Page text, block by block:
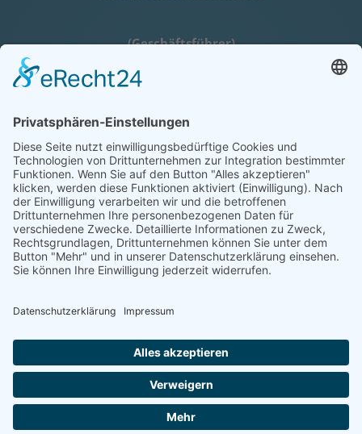
(Geschäftsführer)
Tel.: +49 (0) 172 / 6842635
Öffnungszeiten
nach telefonischer Vereinbarung
COOKIE-EINSTELLUNGEN | COOKIE